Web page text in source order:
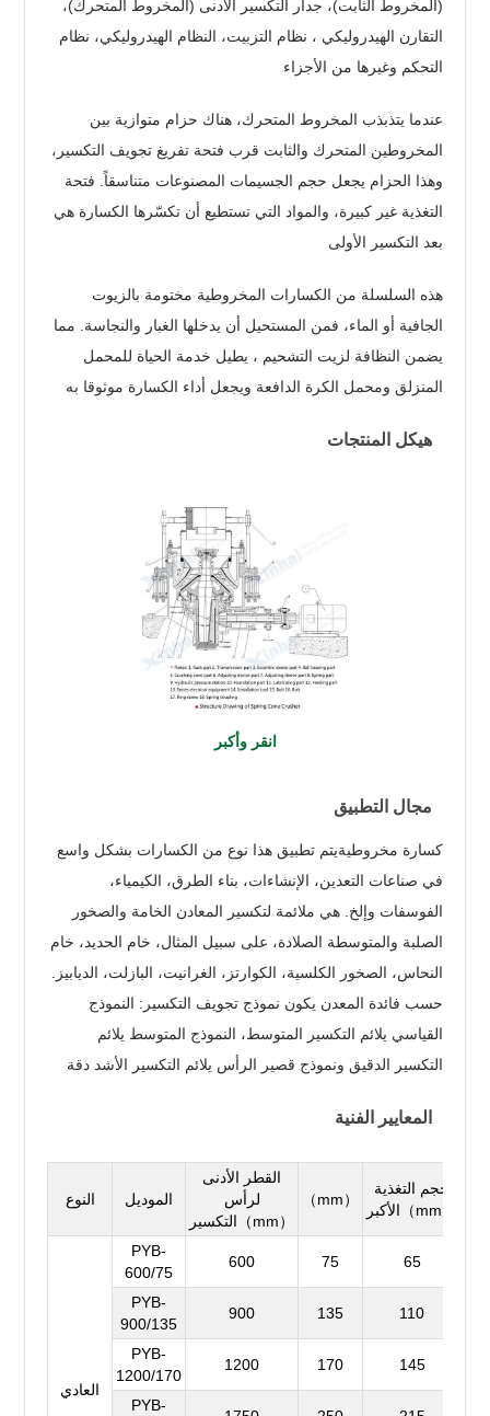
(المخروط الثابت)، جدار التكسير الأدنى (المخروط المتحرك)،
التقارن الهيدروليكي ، نظام التزبيت، النظام الهيدروليكي، نظام
التحكم وغيرها من الأجزاء
عندما يتذبذب المخروط المتحرك، هناك حزام متوازية بين
المخروطين المتحرك والثابت قرب فتحة تفريغ تجويف التكسير،
وهذا الحزام يجعل حجم الجسيمات المصنوعات متناسقاً. فتحة
التغذية غير كبيرة، والمواد التي تستطيع أن تكسّرها الكسارة هي
بعد التكسير الأولى
هذه السلسلة من الكسارات المخروطية مختومة بالزيوت
الجافية أو الماء، فمن المستحيل أن يدخلها الغبار والنجاسة. مما
يضمن النظافة لزيت التشحيم ، يطيل خدمة الحياة للمحمل
المنزلق ومحمل الكرة الدافعة ويجعل أداء الكسارة موثوقا به
هيكل المنتجات
انقر وأكبر
مجال التطبيق
كسارة مخروطيةيتم تطبيق هذا نوع من الكسارات بشكل واسع
في صناعات التعدين، الإنشاءات، بناء الطرق، الكيمياء،
الفوسفات وإلخ. هي ملائمة لتكسير المعادن الخامة والصخور
الصلبة والمتوسطة الصلادة، على سبيل المثال، خام الحديد، خام
النحاس، الصخور الكلسية، الكوارتز، الغرانيت، البازلت، الديابيز.
حسب فائدة المعدن يكون نموذج تجويف التكسير: النموذج
القياسي يلائم التكسير المتوسط، النموذج المتوسط يلائم
التكسير الدقيق ونموذج قصير الرأس يلائم التكسير الأشد دقة
المعايير الفنية
النوع الموديل
القطر الأدنى
لرأس
التكسير（mm）
（mm）
حجم التغذية
الأكبر（mm）
العادي
PYB-
600/75
600 75 65
PYB-
900/135
900 135 110
PYB-
1200/170
1200 170 145
PYB-